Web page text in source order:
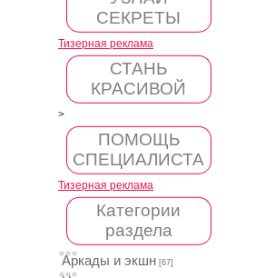
СЕКРЕТЫ
Тизерная реклама
СТАНЬ
КРАСИВОЙ
>
ПОМОЩЬ
СПЕЦИАЛИСТА
Тизерная реклама
Категории
раздела
Аркады и экшн [67]